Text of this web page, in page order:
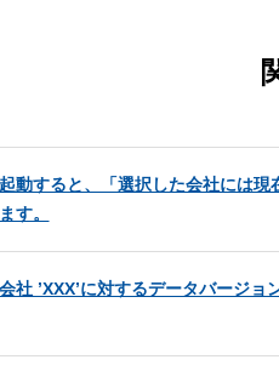
動すると、「選択した会社には
す。
社 ’XXX’に対するデータバージ